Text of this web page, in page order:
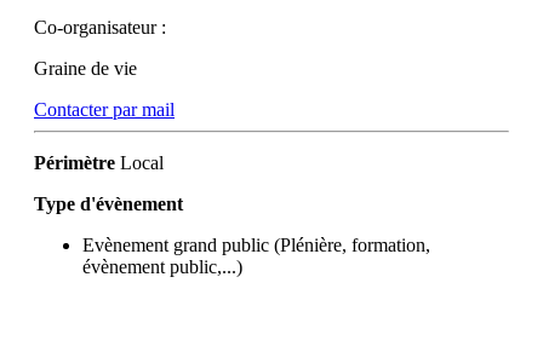
Co-organisateur :
Graine de vie
Contacter par mail
Périmètre Local
Type d'évènement
Evènement grand public (Plénière, formation,
évènement public,...)